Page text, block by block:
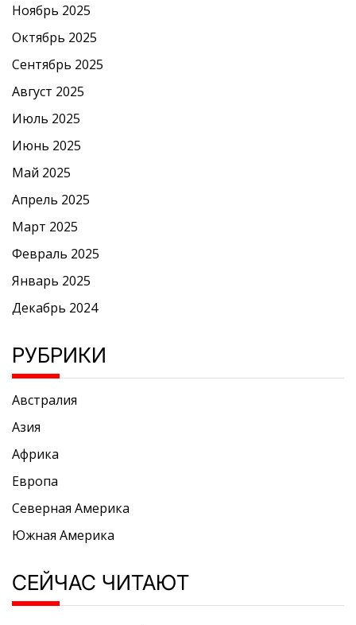
Ноябрь 2025
Октябрь 2025
Сентябрь 2025
Август 2025
Июль 2025
Июнь 2025
Май 2025
Апрель 2025
Март 2025
Февраль 2025
Январь 2025
Декабрь 2024
РУБРИКИ
Австралия
Азия
Африка
Европа
Северная Америка
Южная Америка
СЕЙЧАС ЧИТАЮТ